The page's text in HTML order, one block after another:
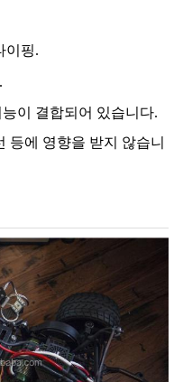
이핑.
이 결합되어 있습니다.
등에 영향을 받지 않습니